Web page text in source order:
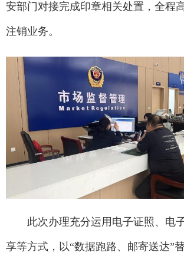
安部门对接完成印章相关处置，全程
注销业务。
此次办理充分运用电子证照、电
享等方式，以“数据跑路、邮寄送达”